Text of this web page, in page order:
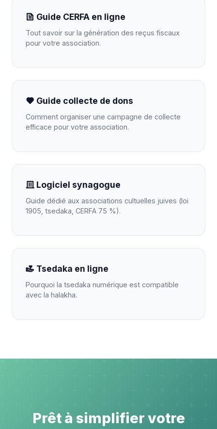
Guide CERFA en ligne
Tout savoir sur la génération des reçus fiscaux
pour votre association.
Guide collecte de dons
Comment organiser une campagne de collecte
efficace pour votre association.
Logiciel synagogue
Guide dédié aux associations cultuelles juives (loi
1905, tsedaka, CERFA 75 %).
Tsedaka en ligne
Pourquoi la tsedaka numérique est compatible
avec la halakha.
Prêt à simplifier votre